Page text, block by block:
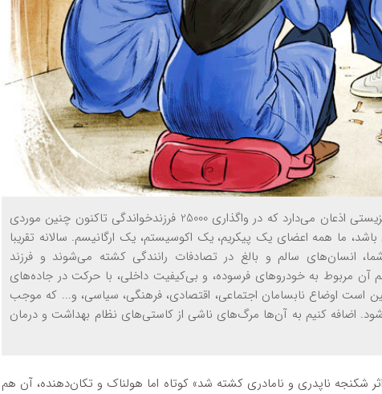
صدای خاوران-۳. رئیس محترم سازمان بهزیستی اذعان می‌دارد که در واگذاری 25000 فرزندخواندگی تاکنون چنین موردی
باشد، ما همه اعضای یک پیکریم، یک اکوسیستم، یک ارگانیسم. سالانه تقریبا
شما، انسان‌های سالم و بالغ در تصادفات رانندگی کشته می‌شوند و فرزند
مربوط به خودروهای فرسوده، و بی‌کیفیت داخلی، با حرکت در جاده‌های
است اوضاع نابسامان اجتماعی، اقتصادی، فرهنگی، سیاسی، و... که موجب
اضافه کنیم به آن‌ها مرگ‌های ناشی از کاستی‌های نظام بهداشت و درمان
شکنجه ناپدری و نامادری کشته شد» کوتاه اما هولناک و تکان‌دهنده، آن هم